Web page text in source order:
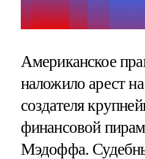
Американское
наложило арест
создателя
финансовой
Мэдоффа.